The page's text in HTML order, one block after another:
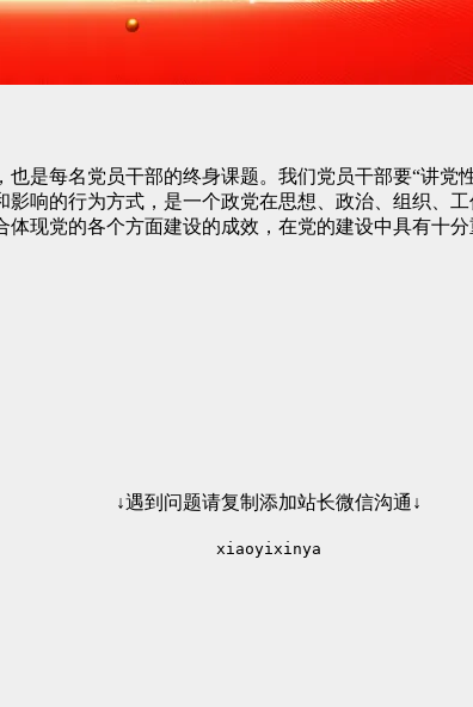
是每名党员干部的终身课题。我们党员干部要“讲
响的行为方式，是一个政党在思想、政治、组织、
现党的各个方面建设的成效，在党的建设中具有十
↓遇到问题请复制添加站长微信沟通↓
xiaoyixinya